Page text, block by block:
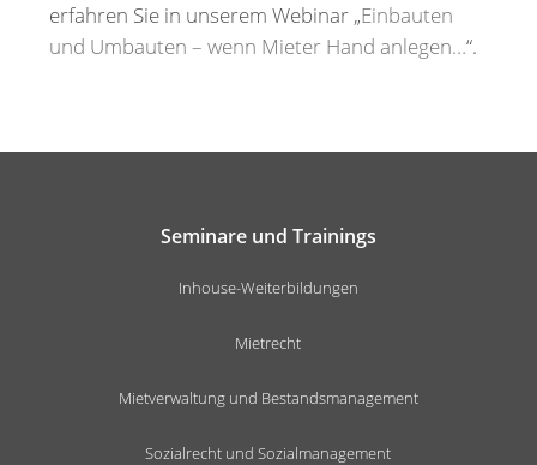
erfahren Sie in unserem Webinar „Einbauten
und Umbauten – wenn Mieter Hand anlegen…“.
Seminare und Trainings
Inhouse-Weiterbildungen
Mietrecht
Mietverwaltung und Bestandsmanagement
Sozialrecht und Sozialmanagement